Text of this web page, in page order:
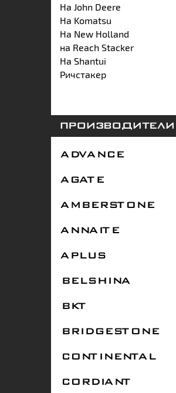
На John Deere
На Komatsu
На New Holland
на Reach Stacker
На Shantui
Ричстакер
ПРОИЗВОДИТЕЛИ
ADVANCE
AGATE
AMBERSTONE
ANNAITE
APLUS
BELSHINA
BKT
BRIDGESTONE
CONTINENTAL
CORDIANT